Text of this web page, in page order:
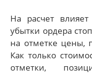
На расчет
убытки ордера
на отметке цены,
Как только
отметки,